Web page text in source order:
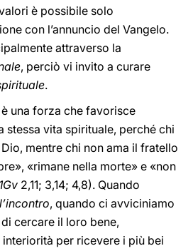
è possibile solo
con l’annuncio del Vangelo.
attraverso la
, perciò vi invito a curare
.
è una forza che favorisce
stessa vita spirituale, perché chi
mentre chi non ama il fratello
«rimane nella morte» e «non
1Gv 2,11; 3,14; 4,8). Quando
, quando ci avviciniamo
cercare il loro bene,
per ricevere i più bei